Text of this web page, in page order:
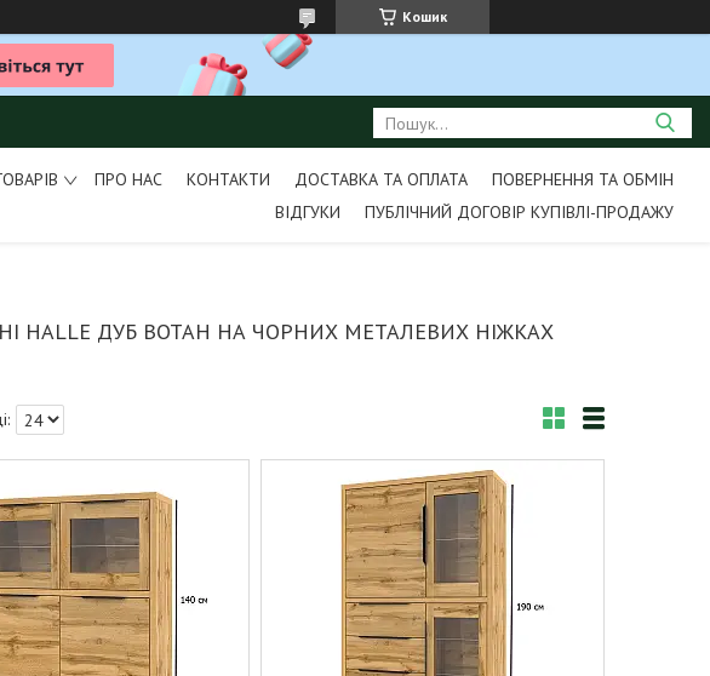
Кошик
ПРО НАС КОНТАКТИ ДОСТАВКА ТА ОПЛАТА
ПОВЕРНЕННЯ ТА ОБМІН
ВІДГУКИ
ПУБЛІЧНИЙ ДОГОВІР КУПІВЛІ-ПРОДАЖУ
HALLE ДУБ ВОТАН НА ЧОРНИХ МЕТАЛЕВИХ НІЖКАХ